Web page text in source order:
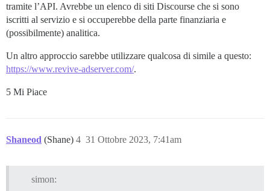
tramite l’API. Avrebbe un elenco di siti Discourse che si sono
iscritti al servizio e si occuperebbe della parte finanziaria e
(possibilmente) analitica.
Un altro approccio sarebbe utilizzare qualcosa di simile a questo:
https://www.revive-adserver.com/.
5 Mi Piace
Shaneod (Shane) 31 Ottobre 2023, 7:41am
4
simon: